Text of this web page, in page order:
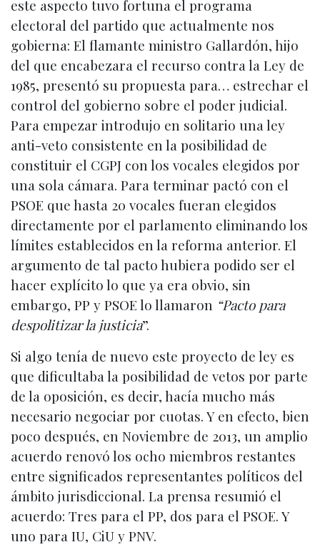
este aspecto tuvo fortuna el programa
electoral del partido que actualmente nos
gobierna: El flamante ministro Gallardón, hijo
del que encabezara el recurso contra la Ley de
1985, presentó su propuesta para… estrechar el
control del gobierno sobre el poder judicial.
Para empezar introdujo en solitario una ley
anti-veto consistente en la posibilidad de
constituir el CGPJ con los vocales elegidos por
una sola cámara. Para terminar pactó con el
PSOE que hasta 20 vocales fueran elegidos
directamente por el parlamento eliminando los
límites establecidos en la reforma anterior. El
argumento de tal pacto hubiera podido ser el
hacer explícito lo que ya era obvio, sin
embargo, PP y PSOE lo llamaron “Pacto para
despolitizar la justicia”.
Si algo tenía de nuevo este proyecto de ley es
que dificultaba la posibilidad de vetos por parte
de la oposición, es decir, hacía mucho más
necesario negociar por cuotas. Y en efecto, bien
poco después, en Noviembre de 2013, un amplio
acuerdo renovó los ocho miembros restantes
entre significados representantes políticos del
ámbito jurisdiccional. La prensa resumió el
acuerdo: Tres para el PP, dos para el PSOE. Y
uno para IU, CiU y PNV.